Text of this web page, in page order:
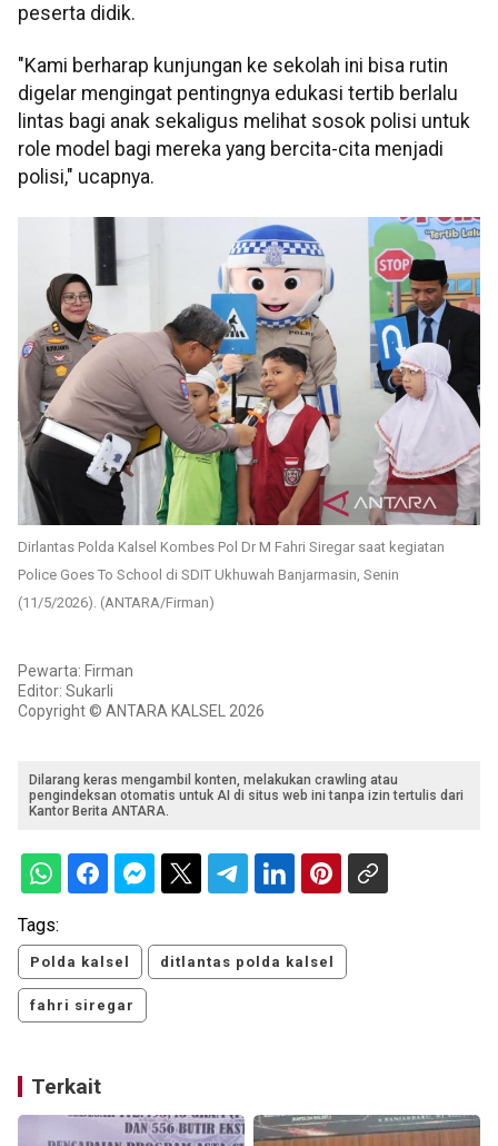
peserta didik.
"Kami berharap kunjungan ke sekolah ini bisa rutin
digelar mengingat pentingnya edukasi tertib berlalu
lintas bagi anak sekaligus melihat sosok polisi untuk
role model bagi mereka yang bercita-cita menjadi
polisi," ucapnya.
Dirlantas Polda Kalsel Kombes Pol Dr M Fahri Siregar saat kegiatan
Police Goes To School di SDIT Ukhuwah Banjarmasin, Senin
(11/5/2026). (ANTARA/Firman)
Pewarta: Firman
Editor: Sukarli
Copyright © ANTARA KALSEL 2026
Dilarang keras mengambil konten, melakukan crawling atau
pengindeksan otomatis untuk AI di situs web ini tanpa izin tertulis dari
Kantor Berita ANTARA.
Tags:
Polda kalsel ditlantas polda kalsel
fahri siregar
Terkait